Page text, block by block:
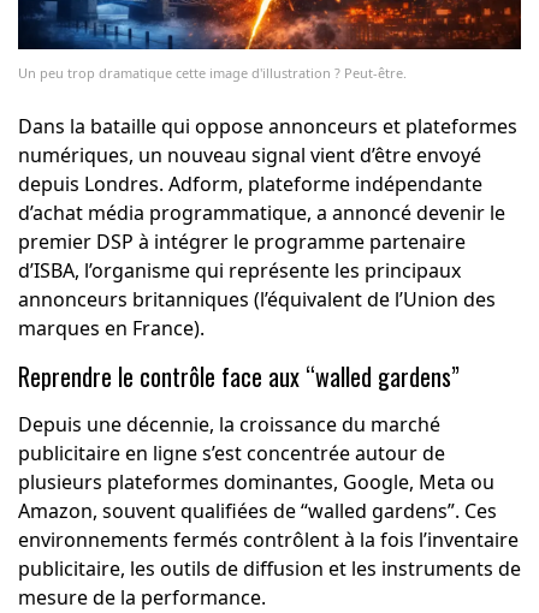
Un peu trop dramatique cette image d'illustration ? Peut-être.
Dans la bataille qui oppose annonceurs et plateformes
numériques, un nouveau signal vient d’être envoyé
depuis Londres. Adform, plateforme indépendante
d’achat média programmatique, a annoncé devenir le
premier DSP à intégrer le programme partenaire
d’ISBA, l’organisme qui représente les principaux
annonceurs britanniques (l’équivalent de l’Union des
marques en France).
Reprendre le contrôle face aux “walled gardens”
Depuis une décennie, la croissance du marché
publicitaire en ligne s’est concentrée autour de
plusieurs plateformes dominantes, Google, Meta ou
Amazon, souvent qualifiées de “walled gardens”. Ces
environnements fermés contrôlent à la fois l’inventaire
publicitaire, les outils de diffusion et les instruments de
mesure de la performance.